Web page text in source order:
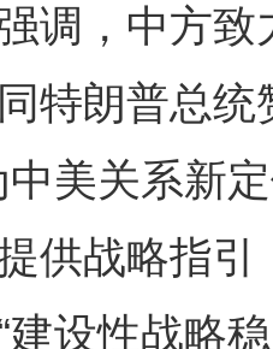
，中方致
特朗普总统
中美关系新
供战略指
建设性战略